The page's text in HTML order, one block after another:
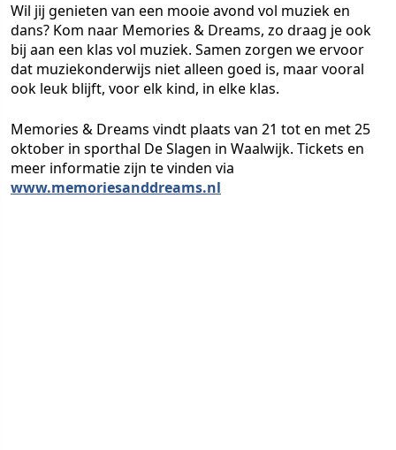
Wil jij genieten van een mooie avond vol muziek en
dans? Kom naar Memories & Dreams, zo draag je ook
bij aan een klas vol muziek. Samen zorgen we ervoor
dat muziekonderwijs niet alleen goed is, maar vooral
ook leuk blijft, voor elk kind, in elke klas.
Memories & Dreams vindt plaats van 21 tot en met 25
oktober in sporthal De Slagen in Waalwijk. Tickets en
meer informatie zijn te vinden via
www.memoriesanddreams.nl